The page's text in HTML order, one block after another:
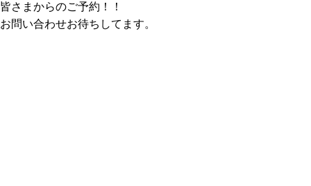
皆さまからのご予約！！
お問い合わせお待ちしてます。